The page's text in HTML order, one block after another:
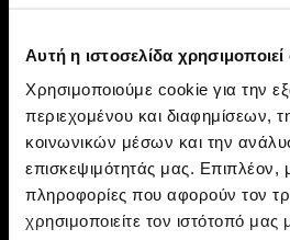
Αυτή η ιστοσελίδα
Χρησιμοποιούμε cookie για την
περιεχομένου και διαφημίσεων,
κοινωνικών μέσων και την
επισκεψιμότητάς μας. Επιπλέον,
πληροφορίες που αφορούν τον
χρησιμοποιείτε τον ιστότοπό μας
Ανακάλυψε:
Κολομβία, στη